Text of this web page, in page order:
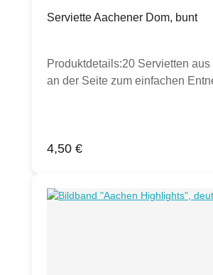
Serviette Aachener Dom, bunt
Produktdetails:20 Servietten
an der Seite zum einfachen
Regulärer Preis:
4,50 €